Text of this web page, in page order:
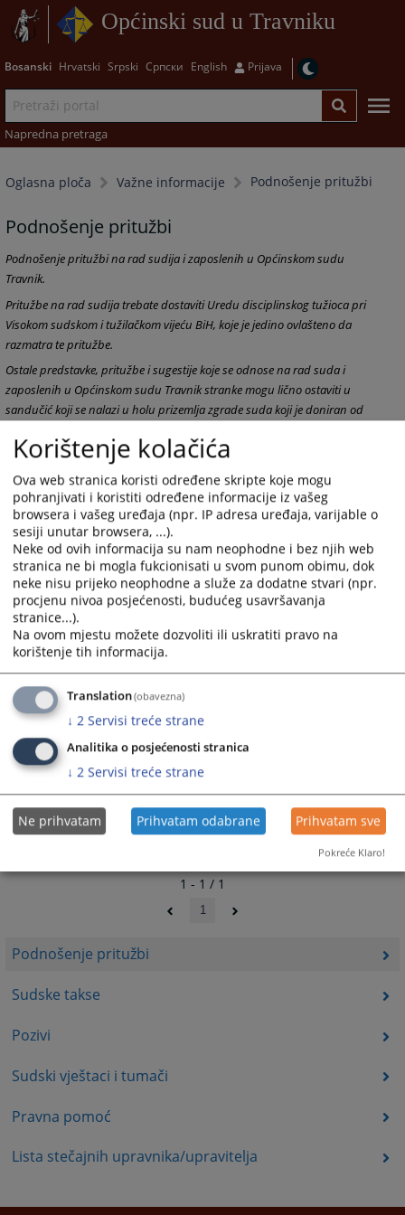
Općinski sud u Travniku
Bosanski Hrvatski Srpski Српски English Prijava
Napredna pretraga
Oglasna ploča Važne informacije Podnošenje pritužbi
Podnošenje pritužbi
Sudske takse
Pozivi
Sudski vještaci i tumači
Pravna pomoć
Lista stečajnih upravnika/upravitelja
Podnošenje pritužbi
Podnošenje pritužbi na rad sudija i zaposlenih u Općinskom sudu
Travnik.
Pritužbe na rad sudija trebate dostaviti Uredu disciplinskog tužioca pri
Visokom sudskom i tužilačkom vijeću BiH, koje je jedino ovlašteno da
razmatra te pritužbe.
Ostale predstavke, pritužbe i sugestije koje se odnose na rad suda i
zaposlenih u Općinskom sudu Travnik stranke mogu lično ostaviti u
sandučić koji se nalazi u holu prizemlja zgrade suda koji je doniran od
1 - 1 / 1
1
Korištenje kolačića
Ova web stranica koristi određene skripte koje mogu
pohranjivati i koristiti određene informacije iz vašeg
browsera i vašeg uređaja (npr. IP adresa uređaja, varijable o
sesiji unutar browsera, ...).
Neke od ovih informacija su nam neophodne i bez njih web
stranica ne bi mogla fukcionisati u svom punom obimu, dok
neke nisu prijeko neophodne a služe za dodatne stvari (npr.
procjenu nivoa posjećenosti, budućeg usavršavanja
stranice...).
Na ovom mjestu možete dozvoliti ili uskratiti pravo na
korištenje tih informacija.
Translation(obavezna)
↓ 2 Servisi treće strane
Analitika o posjećenosti stranica
↓ 2 Servisi treće strane
Ne prihvatam Prihvatam odabrane Prihvatam sve
Pokreće Klaro!